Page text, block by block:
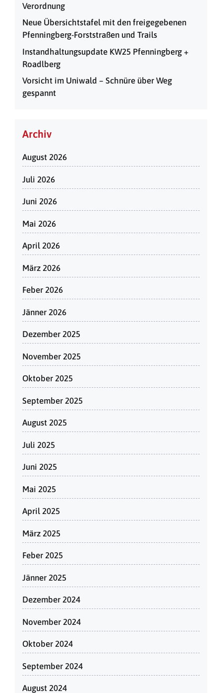
Verordnung
Neue Übersichtstafel mit den freigegebenen
Pfenningberg-Forststraßen und Trails
Instandhaltungsupdate KW25 Pfenningberg +
Roadlberg
Vorsicht im Uniwald – Schnüre über Weg
gespannt
Archiv
August 2026
Juli 2026
Juni 2026
Mai 2026
April 2026
März 2026
Feber 2026
Jänner 2026
Dezember 2025
November 2025
Oktober 2025
September 2025
August 2025
Juli 2025
Juni 2025
Mai 2025
April 2025
März 2025
Feber 2025
Jänner 2025
Dezember 2024
November 2024
Oktober 2024
September 2024
August 2024